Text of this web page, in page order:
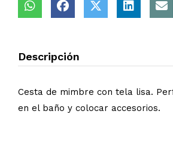
Descripción
Cesta de mimbre con tela lisa.
en el baño y colocar accesorios.